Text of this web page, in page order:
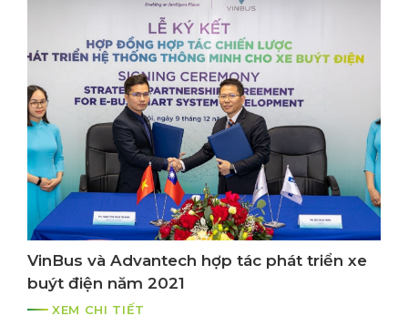
VinBus và Advantech hợp tác phát triển xe
buýt điện năm 2021
XEM CHI TIẾT